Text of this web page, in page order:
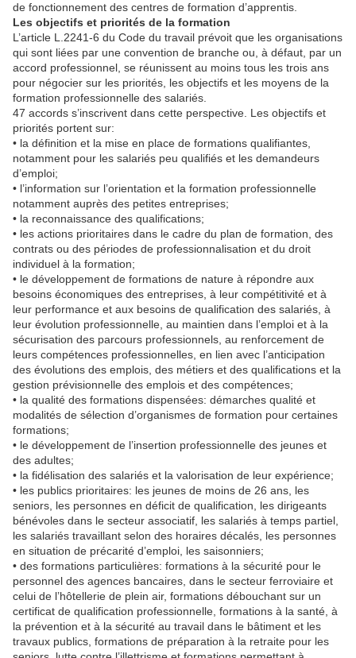
de fonctionnement des centres de formation d’apprentis.
Les objectifs et priorités de la formation
L’article L.2241-6 du Code du travail prévoit que les organisations
qui sont liées par une convention de branche ou, à défaut, par un
accord professionnel, se réunissent au moins tous les trois ans
pour négocier sur les priorités, les objectifs et les moyens de la
formation professionnelle des salariés.
47 accords s’inscrivent dans cette perspective. Les objectifs et
priorités portent sur:
• la définition et la mise en place de formations qualifiantes,
notamment pour les salariés peu qualifiés et les demandeurs
d’emploi;
• l’information sur l’orientation et la formation professionnelle
notamment auprès des petites entreprises;
• la reconnaissance des qualifications;
• les actions prioritaires dans le cadre du plan de formation, des
contrats ou des périodes de professionnalisation et du droit
individuel à la formation;
• le développement de formations de nature à répondre aux
besoins économiques des entreprises, à leur compétitivité et à
leur performance et aux besoins de qualification des salariés, à
leur évolution professionnelle, au maintien dans l’emploi et à la
sécurisation des parcours professionnels, au renforcement de
leurs compétences professionnelles, en lien avec l’anticipation
des évolutions des emplois, des métiers et des qualifications et la
gestion prévisionnelle des emplois et des compétences;
• la qualité des formations dispensées: démarches qualité et
modalités de sélection d’organismes de formation pour certaines
formations;
• le développement de l’insertion professionnelle des jeunes et
des adultes;
• la fidélisation des salariés et la valorisation de leur expérience;
• les publics prioritaires: les jeunes de moins de 26 ans, les
seniors, les personnes en déficit de qualification, les dirigeants
bénévoles dans le secteur associatif, les salariés à temps partiel,
les salariés travaillant selon des horaires décalés, les personnes
en situation de précarité d’emploi, les saisonniers;
• des formations particulières: formations à la sécurité pour le
personnel des agences bancaires, dans le secteur ferroviaire et
celui de l’hôtellerie de plein air, formations débouchant sur un
certificat de qualification professionnelle, formations à la santé, à
la prévention et à la sécurité au travail dans le bâtiment et les
travaux publics, formations de préparation à la retraite pour les